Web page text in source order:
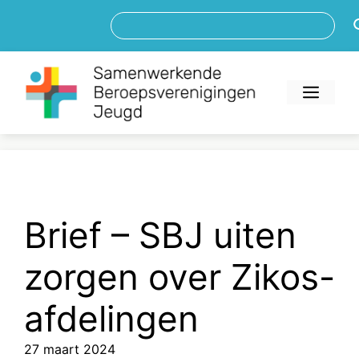
de
inhoud
Brief – SBJ uiten
zorgen over Zikos-
afdelingen
27 maart 2024